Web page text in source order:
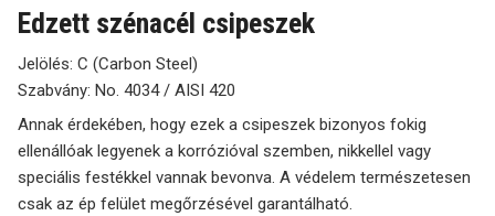
Edzett szénacél csipeszek
Jelölés: C (Carbon Steel)
Szabvány: No. 4034 / AISI 420
Annak érdekében, hogy ezek a csipeszek bizonyos fokig
ellenállóak legyenek a korrózióval szemben, nikkellel vagy
speciális festékkel vannak bevonva. A védelem természetesen
csak az ép felület megőrzésével garantálható.